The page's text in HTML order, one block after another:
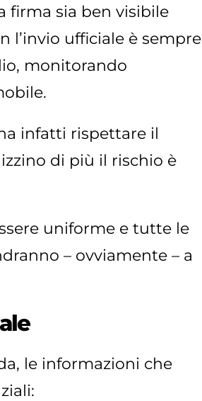
firma sia ben visibile
l’invio ufficiale è sempre
monitorando
infatti rispettare il
di più il rischio è
uniforme e tutte le
– ovviamente – a
le informazioni che